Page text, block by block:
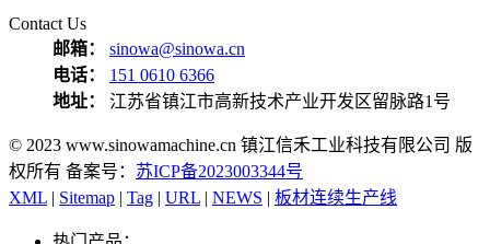
Contact Us
邮箱：
sinowa@sinowa.cn
电话：
151 0610 6366
地址：
江苏省镇江市高新技术产业开发区留脉路1号
© 2023 www.sinowamachine.cn 镇江信禾工业科技有限公司 版
权所有 备案号： 苏ICP备2023003344号
XML | Sitemap | Tag | URL | NEWS | 板材连续生产线